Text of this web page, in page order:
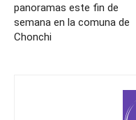
panoramas este fin de
semana en la comuna de
Chonchi